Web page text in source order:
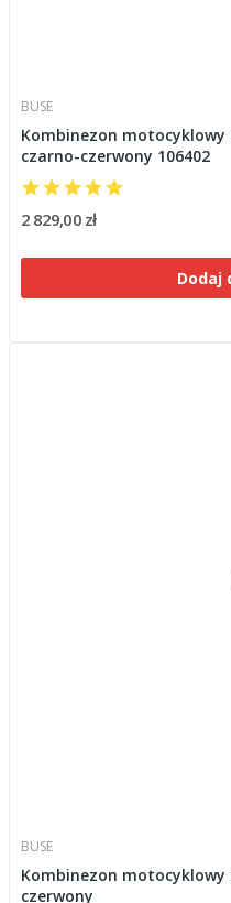
BUSE
Kombinezon motocyklowy
czarno-czerwony 106402
2 829,00 zł
Dodaj
BUSE
Kombinezon motocyklowy
czerwony